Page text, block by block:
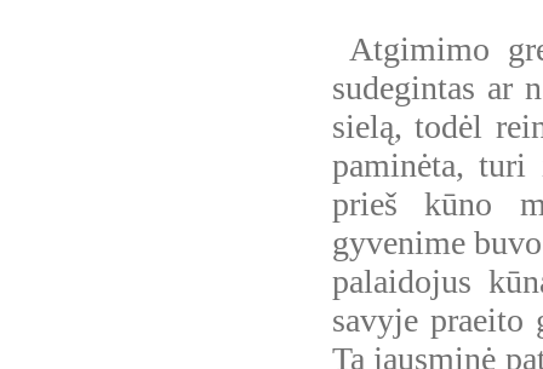
Atgimimo
sudegintas ar
sielą, todėl
paminėta, turi
prieš kūno
gyvenime
palaidojus
savyje praeito
Ta jausminė